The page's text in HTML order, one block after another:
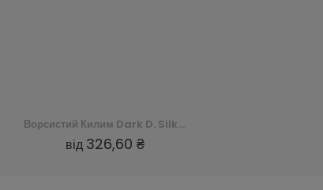
Ворсистий Килим Dark D. Silk - зелений, zielony
від 326,60 ₴